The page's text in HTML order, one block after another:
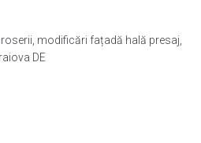
modificări fațadă hală presaj,
DE